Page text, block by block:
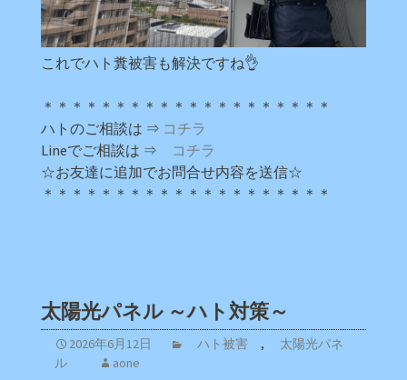
これでハト糞被害も解決ですね👌
＊＊＊＊＊＊＊＊＊＊＊＊＊＊＊＊＊＊＊＊
ハトのご相談は ⇒ コチラ
Lineでご相談は ⇒ コチラ
☆お友達に追加でお問合せ内容を送信☆
＊＊＊＊＊＊＊＊＊＊＊＊＊＊＊＊＊＊＊＊
太陽光パネル ～ハト対策～
2026年6月12日 ハト被害 ,
太陽光パネ
ル
aone